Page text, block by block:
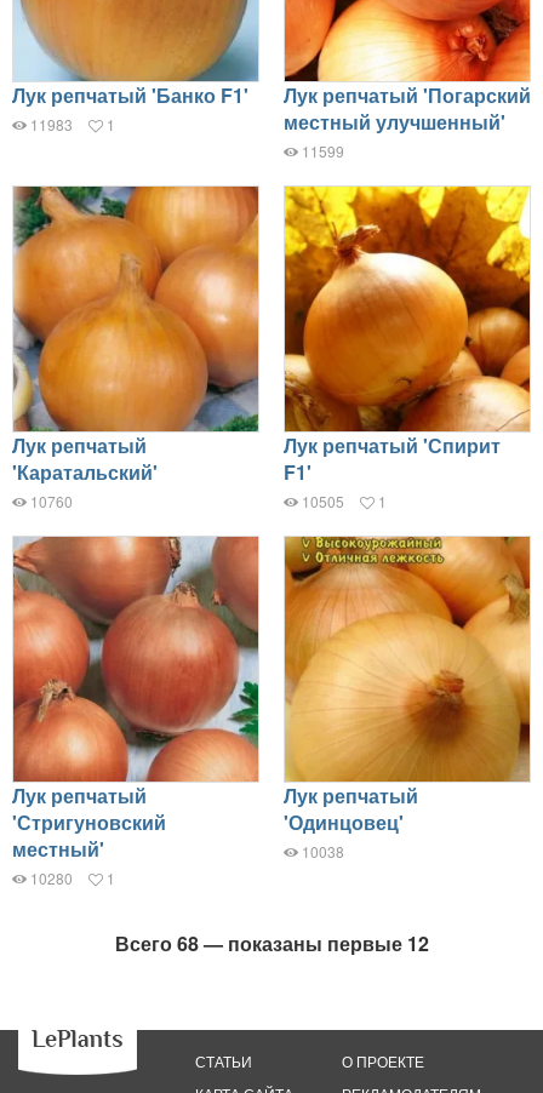
Лук репчатый 'Банко F1'
11983 1
Лук репчатый 'Погарский
местный улучшенный'
11599
Лук репчатый
'Каратальский'
10760
Лук репчатый 'Спирит
F1'
10505 1
Лук репчатый
'Стригуновский
местный'
10280 1
Лук репчатый
'Одинцовец'
10038
Всего 68 — показаны первые 12
СТАТЬИ
О ПРОЕКТЕ